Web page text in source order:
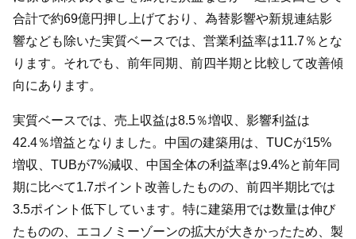
合計で約69億円押し上げており、為替影響や新規連結影
響なども除いた実質ベースでは、営業利益率は11.7％とな
ります。それでも、前年同期、前四半期と比較して改善傾
向にあります。
実質ベースでは、売上収益は8.5％増収、影響利益は
42.4％増益となりました。中国の建築用は、TUCが15%
増収、TUBが7%減収、中国全体の利益率は9.4%と前年同
期に比べて1.7ポイント改善したものの、前四半期比では
3.5ポイント低下しています。特に建築用では数量は伸び
たものの、エコノミーゾーンの拡大が大きかったため、製